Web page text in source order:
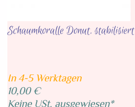
Schaumkoralle Donut, stabilisiert
In 4-5 Werktagen
10,00 €
Keine USt. ausgewiesen*